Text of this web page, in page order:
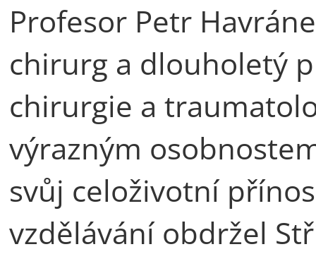
Profesor Petr
chirurg a dlouholetý
chirurgie a
výrazným
svůj celoživotní
vzdělávání obdržel